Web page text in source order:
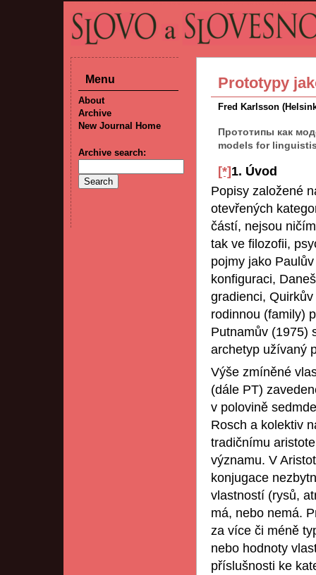
Prototypy
Fred Karlsson
Прототипы как
models for
[*] 1. Úvod
Popisy založené
otevřených
částí, nejsou
tak ve filozofii,
pojmy jako
konfiguraci,
gradienci,
rodinnou (family)
Putnamův (1975)
archetyp užívaný
Výše zmíněné
(dále PT)
v polovině
Rosch a kolektiv
tradičnímu
významu. V
konjugace
vlastností (rysů,
má, nebo nemá.
za více či méně
nebo hodnoty
příslušnosti ke
Menu
About
Archive
New Journal Home
Archive search: